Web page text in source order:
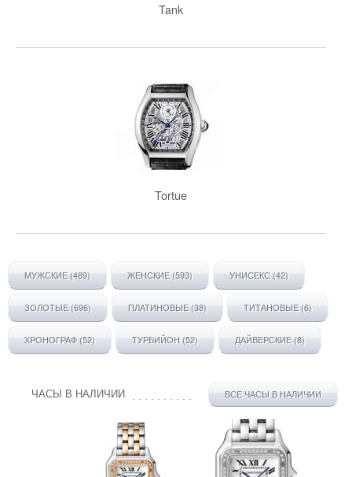
Tank
Tortue
МУЖСКИЕ (489) ЖЕНСКИЕ (593) УНИСЕКС (42)
ЗОЛОТЫЕ (696) ПЛАТИНОВЫЕ (38) ТИТАНОВЫЕ (6)
ХРОНОГРАФ (52) ТУРБИЙОН (52) ДАЙВЕРСКИЕ (8)
ЧАСЫ В НАЛИЧИИ ВСЕ ЧАСЫ В НАЛИЧИИ